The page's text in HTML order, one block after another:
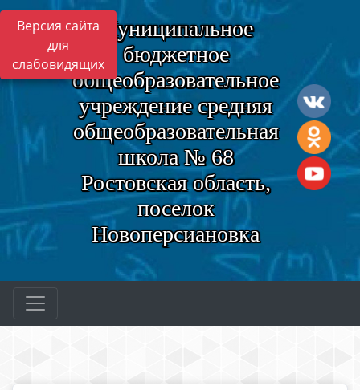
Версия сайта
для
слабовидящих
Муниципальное
бюджетное
общеобразовательное
учреждение средняя
общеобразовательная
школа № 68
Ростовская область,
поселок
Новоперсиановка